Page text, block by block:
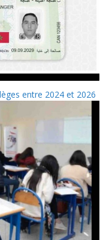
entre 2024 et 2026